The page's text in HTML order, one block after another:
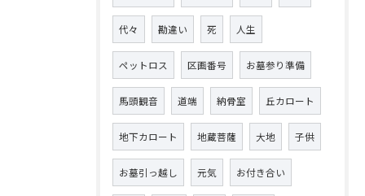
代々 勘違い 死 人生
ペットロス 区画番号 お墓参り準備
馬頭観音 道端 納骨室 丘カロート
地下カロート 地蔵菩薩 大地 子供
お墓引っ越し 元気 お付き合い